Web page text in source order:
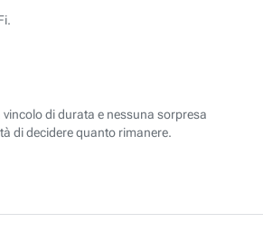
di durata e nessuna sorpresa
di decidere quanto rimanere.